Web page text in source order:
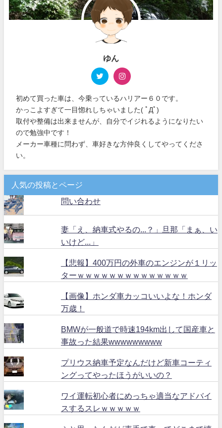
ゆん
初めて買った車は、今乗っているハリアー６０です。
かっこよすぎて一目惚れしちゃいました( ﾟДﾟ)
取付や整備は出来ませんが、自分でイジれるようになりたい
ので勉強中です！
メーカー車種に問わず、車好きな方仲良くしてやってくださ
い。
人気の投稿とページ
問い合わせ
妻「え、納車式やるの...？」旦那「まぁ、い
いけど...」
【悲報】400万円の外車のエンジンが１リッ
ターｗｗｗｗｗｗｗｗｗｗｗｗｗｗ
【画像】ホンダ車カッコいいよな！ホンダ
万歳！
BMWが一般道で時速194km出して国産車と
事故った結果wwwwwwwww
プリウス納車予定なんだけど新車コーティ
ングってやったほうがいいの？
ワイ運転初心者にめっちゃ適当なアドバイ
スするスレｗｗｗｗｗ